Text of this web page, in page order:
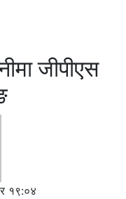
जीपीएस
१९:०४